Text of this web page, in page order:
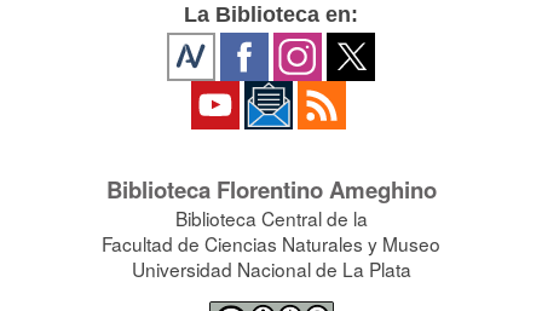
La Biblioteca en:
Biblioteca Florentino Ameghino
Biblioteca Central de la
Facultad de Ciencias Naturales y Museo
Universidad Nacional de La Plata